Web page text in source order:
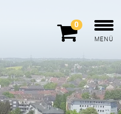
0
MENÜ